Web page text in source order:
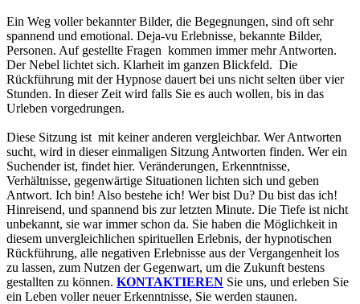
Ein Weg voller bekannter Bilder, die Begegnungen, sind oft sehr
spannend und emotional. Deja-vu Erlebnisse, bekannte Bilder,
Personen. Auf gestellte Fragen kommen immer mehr Antworten.
Der Nebel lichtet sich. Klarheit im ganzen Blickfeld. Die
Rückführung mit der Hypnose dauert bei uns nicht selten über vier
Stunden. In dieser Zeit wird falls Sie es auch wollen, bis in das
Urleben vorgedrungen.
Diese Sitzung ist mit keiner anderen vergleichbar. Wer Antworten
sucht, wird in dieser einmaligen Sitzung Antworten finden. Wer ein
Suchender ist, findet hier. Veränderungen, Erkenntnisse,
Verhältnisse, gegenwärtige Situationen lichten sich und geben
Antwort. Ich bin! Also bestehe ich! Wer bist Du? Du bist das ich!
Hinreisend, und spannend bis zur letzten Minute. Die Tiefe ist nicht
unbekannt, sie war immer schon da. Sie haben die Möglichkeit in
diesem unvergleichlichen spirituellen Erlebnis, der hypnotischen
Rückführung, alle negativen Erlebnisse aus der Vergangenheit los
zu lassen, zum Nutzen der Gegenwart, um die Zukunft bestens
gestallten zu können. KONTAKTIEREN Sie uns, und erleben Sie
ein Leben voller neuer Erkenntnisse, Sie werden staunen.